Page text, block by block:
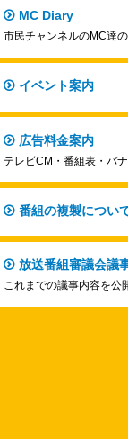
MC Diary
市民チャンネルのMC達
イベント案内
広告料金案内
テレビCM・番組表・バ
番組の複製につい
放送番組審議会議
これまでの議事内容を公